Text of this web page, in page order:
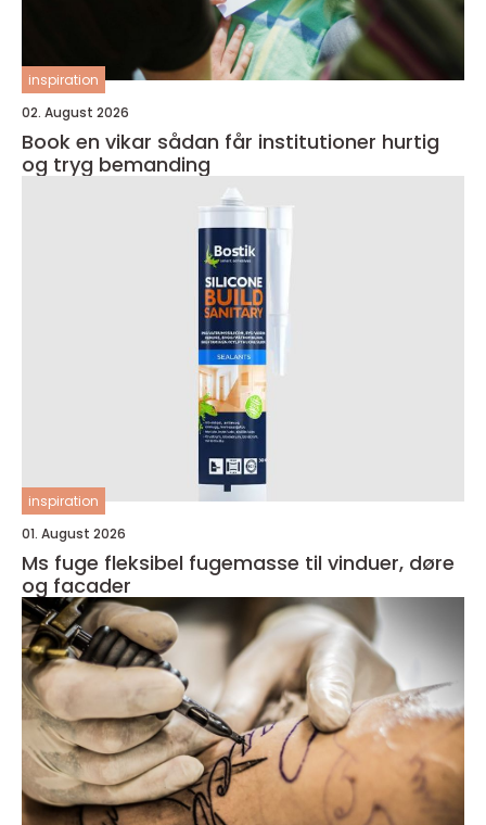
inspiration
02. August 2026
Book en vikar sådan får institutioner hurtig
og tryg bemanding
inspiration
01. August 2026
Ms fuge fleksibel fugemasse til vinduer, døre
og facader